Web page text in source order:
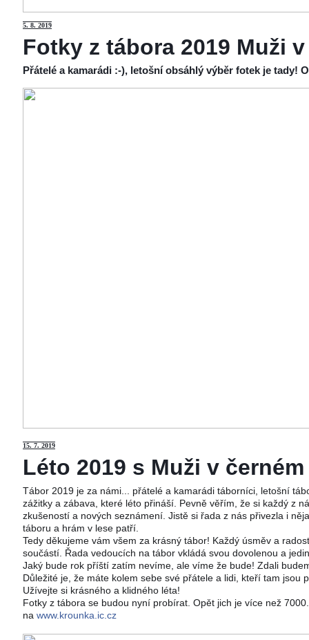
5. 8. 2019
Fotky z tábora 2019 Muži
Přátelé a kamarádi :-), letošní obsáhlý výběr fotek je tady!
15. 7. 2019
Léto 2019 s Muži v
Tábor 2019 je za námi... přátelé a kamarádi táborníci, letošní
zážitky a zábava, které léto přináší. Pevně věřím, že si každý z
zkušeností a nových seznámení. Jistě si řada z nás přivezla i
táboru a hrám v lese patří.
Tedy děkujeme vám všem za krásný tábor! Každý úsměv a
součástí. Řada vedoucích na tábor vkládá svou dovolenou a
Jaký bude rok příští zatím nevíme, ale víme že bude! Zdali
Důležité je, že máte kolem sebe své přátele a lidi, kteří tam jsou
Užívejte si krásného a klidného léta!
Fotky z tábora se budou nyní probírat. Opět jich je více než
na www.krounka.ic.cz